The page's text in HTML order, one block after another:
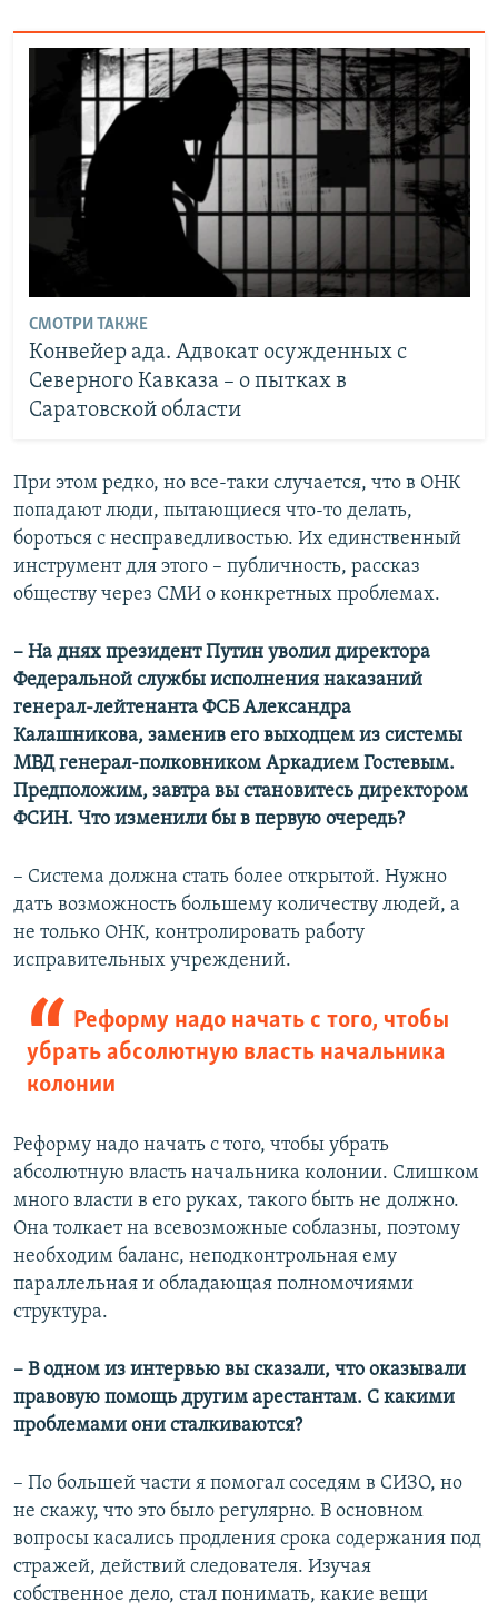
СМОТРИ ТАКЖЕ
Конвейер ада. Адвокат осужденных с
Северного Кавказа – о пытках в
Саратовской области
При этом редко, но все-таки случается, что в ОНК
попадают люди, пытающиеся что-то делать,
бороться с несправедливостью. Их единственный
инструмент для этого – публичность, рассказ
обществу через СМИ о конкретных проблемах.
– На днях президент Путин уволил директора
Федеральной службы исполнения наказаний
генерал-лейтенанта ФСБ Александра
Калашникова, заменив его выходцем из системы
МВД генерал-полковником Аркадием Гостевым.
Предположим, завтра вы становитесь директором
ФСИН. Что изменили бы в первую очередь?
– Система должна стать более открытой. Нужно
дать возможность большему количеству людей, а
не только ОНК, контролировать работу
исправительных учреждений.
Реформу надо начать с того, чтобы
убрать абсолютную власть начальника
колонии
Реформу надо начать с того, чтобы убрать
абсолютную власть начальника колонии. Слишком
много власти в его руках, такого быть не должно.
Она толкает на всевозможные соблазны, поэтому
необходим баланс, неподконтрольная ему
параллельная и обладающая полномочиями
структура.
– В одном из интервью вы сказали, что оказывали
правовую помощь другим арестантам. С какими
проблемами они сталкиваются?
– По большей части я помогал соседям в СИЗО, но
не скажу, что это было регулярно. В основном
вопросы касались продления срока содержания под
стражей, действий следователя. Изучая
собственное дело, стал понимать, какие вещи